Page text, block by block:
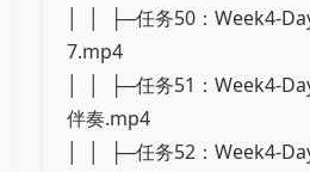
│ │ ├─任务50：Week4-
7.mp4
│ │ ├─任务51：Week4-
伴奏.mp4
│ │ ├─任务52：Week4-